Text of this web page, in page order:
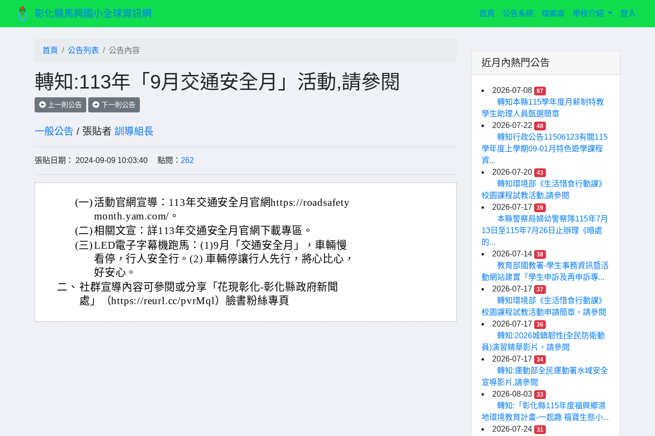
彰化縣馬興國小全球資訊網 首頁 (current)
公告系統 檔案庫 學校介紹 登入
首頁 公告列表 公告內容
轉知:113年「9月交通安全月」活動,請參閱
上一則公告 下一則公告
一般公告 / 張貼者 訓導組長
張貼日期： 2024-09-09 10:03:40 點閱： 262
(一) 活動官網宣導：113年交通安全月官網https://roadsafety
month.yam.com/。
(二)相關文宣：詳113年交通安全月官網下載專區。
(三)LED電子字幕機跑馬：(1)9月「交通安全月」，車輛慢
看停，行人安全行。(2) 車輛停讓行人先行，將心比心，
好安心。
二、 社群宣導內容可參閱或分享「花現彰化-彰化縣政府新聞
處」（https://reurl.cc/pvrMql）臉書粉絲專頁
近月內熱門公告
2026-07-08 87
轉知本縣115學年度月薪制特教
學生助理人員甄選簡章
2026-07-22
48
轉知行政公告11506123有關115
學年度上學期09-01月特色遊學課程
資...
2026-07-20
43
轉知環境部《生活惜食行動課》
校園課程試教活動,請參閱
2026-07-17
39
本縣警察局婦幼警察隊115年7月
13日至115年7月26日止辦理《暗處
的...
2026-07-14
38
教育部國教署-學生事務資訊暨活
動網站建置「學生申訴及再申訴專...
2026-07-17
37
轉知環境部《生活惜食行動課》
校園課程試教活動申請簡章，請參閱
2026-07-17
36
轉知:2026城鎮韌性(全民防衛動
員)演習精華影片，請參閱
2026-07-17
34
轉知:運動部全民運動署水域安全
宣導影片,請參閱
2026-08-03
33
轉知:「彰化縣115年度福興鄉濕
地環境教育計畫-一起趣 福寶生態小...
2026-07-24
31